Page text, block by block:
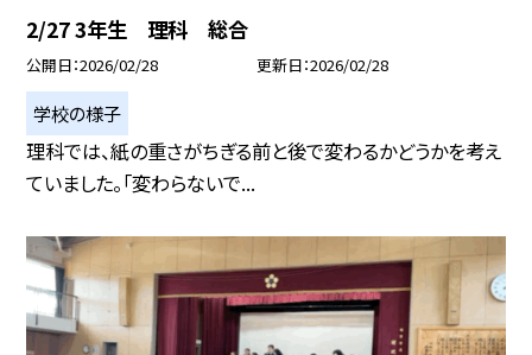
2/27 3年生 理科 総合
公開日 2026/02/28 更新日 2026/02/28
学校の様子
理科では、紙の重さがちぎる前と後で変わるかどうかを考え
ていました。「変わらないで...